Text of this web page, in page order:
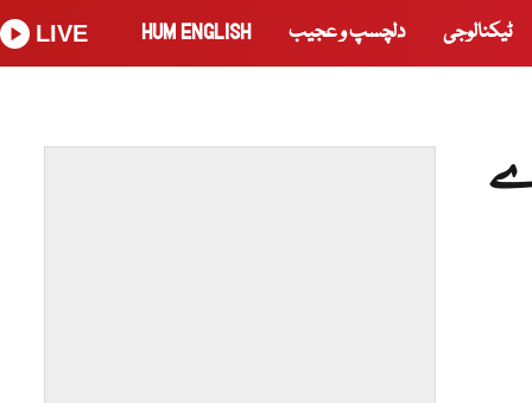
ٹیکنالوجی دلچسپ و عجیب HUM ENGLISH
LIVE